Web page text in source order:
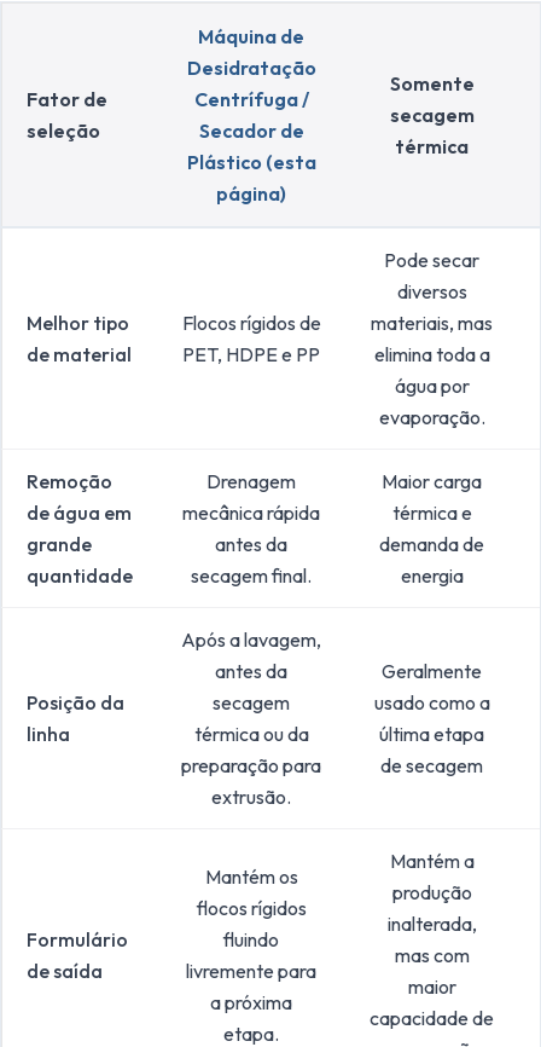
Fator de
seleção
Máquina de
Desidratação
Centrífuga /
Secador de
Plástico (esta
página)
Somente
secagem
térmica
Melhor tipo
de material
Flocos rígidos de
PET, HDPE e PP
Pode secar
diversos
materiais, mas
elimina toda a
água por
evaporação.
Remoção
de água em
grande
quantidade
Drenagem
mecânica rápida
antes da
secagem final.
Maior carga
térmica e
demanda de
energia
Posição da
linha
Após a lavagem,
antes da
secagem
térmica ou da
preparação para
extrusão.
Geralmente
usado como a
última etapa
de secagem
Formulário
de saída
Mantém os
flocos rígidos
fluindo
livremente para
a próxima
etapa.
Mantém a
produção
inalterada,
mas com
maior
capacidade de